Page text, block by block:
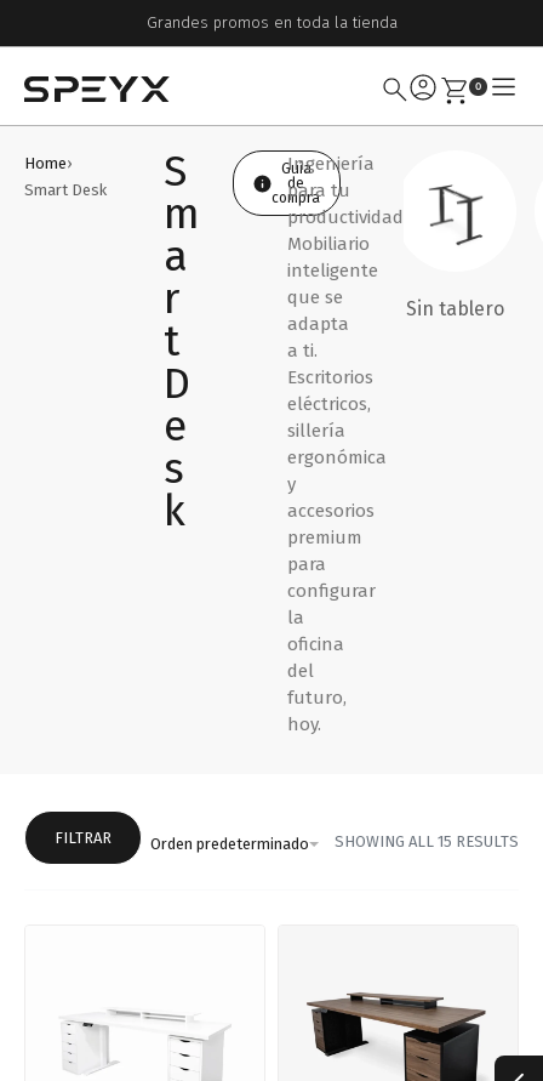
Grandes promos en toda la tienda
0
Home›
Smart Desk
S
m
a
r
t
D
e
s
k
Guía
de
compra
Ingeniería
para tu
productividad.
Mobiliario
inteligente
que se
adapta
a ti.
Escritorios
eléctricos,
sillería
ergonómica
y
accesorios
premium
para
configurar
la
oficina
del
futuro,
hoy.
Combos y sets 1 motor Sin tablero
SHOWING ALL 15 RESULTS
Orden predeterminado
FILTRAR